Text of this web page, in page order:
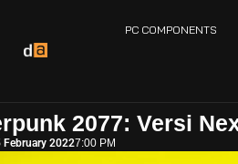
PC COMPONENTS
2077: Versi
February 20227:00 PM